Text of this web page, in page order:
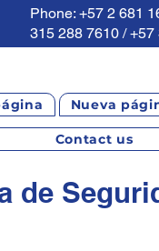
Phone: +57 2 681
315 288 7610 /
Nueva
Contact us
de